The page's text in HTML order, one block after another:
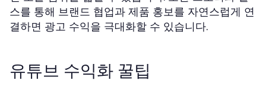
스를 통해 브랜드 협업과 제품 홍보를 자연스럽게 연
결하면 광고 수익을 극대화할 수 있습니다.
유튜브 수익화 꿀팁